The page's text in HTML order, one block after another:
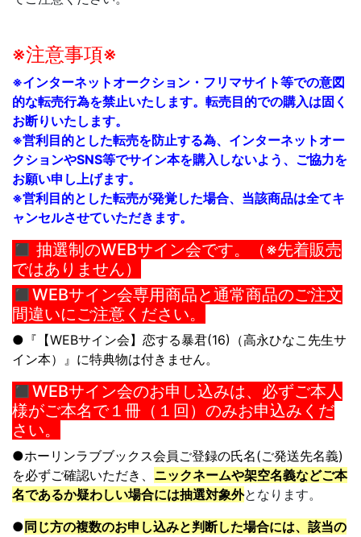
※注意事項※
※インターネットオークション・フリマサイト等での意図
的な転売行為を禁止いたします。転売目的での購入は固く
お断りいたします。
※営利目的とした転売を防止する為、インターネットオー
クションやSNS等でサイン本を購入しないよう、ご協力を
お願い申し上げます。
※営利目的とした転売が発覚した場合、当該商品は全てキ
ャンセルさせていただきます。
◼︎ 抽選制のWEBサイン会です。（※先着販売
ではありません）
◼︎WEBサイン会専用商品と通常商品のご注文
間違いにご注意ください。
●『【WEBサイン会】 恋する暴君(16) （高永ひなこ 先生サ
イン本）』に特典物は付きません。
◼︎WEBサイン会のお申し込みは、必ずご本人
様がご本名で１冊（１回）のみお申込みくだ
さい。
●ホーリンラブブックス会員ご登録の氏名(ご発送先名義)
を必ずご確認いただき、 ニックネームや架空名義などご本
名であるか疑わしい場合には抽選対象外となります。
● 同じ方の複数のお申し込みと判断した場合には、 該当の